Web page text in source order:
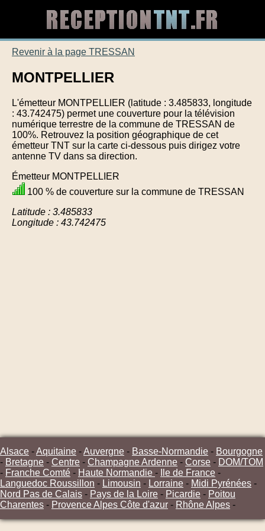
Revenir à la page TRESSAN
MONTPELLIER
L'émetteur MONTPELLIER (latitude : 3.485833, longitude
: 43.742475) permet une couverture pour la télévision
numérique terrestre de la commune de TRESSAN de
100%. Retrouvez la position géographique de cet
émetteur TNT sur la carte ci-dessous puis dirigez votre
antenne TV dans sa direction.
Émetteur MONTPELLIER
100 % de couverture sur la commune de TRESSAN
Latitude : 3.485833
Longitude : 43.742475
Alsace -Aquitaine -Auvergne - Basse-Normandie - Bourgogne
- Bretagne - Centre - Champagne Ardenne - Corse - DOM/TOM
- Franche Comté - Haute Normandie - Ile de France -
Languedoc Roussillon - Limousin - Lorraine - Midi Pyrénées -
Nord Pas de Calais - Pays de la Loire - Picardie - Poitou
Charentes - Provence Alpes Côte d'azur - Rhône Alpes -